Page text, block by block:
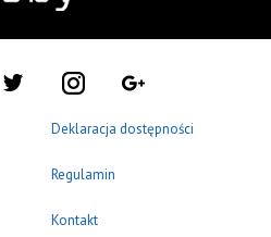
Deklaracja dostępności
Regulamin
Kontakt